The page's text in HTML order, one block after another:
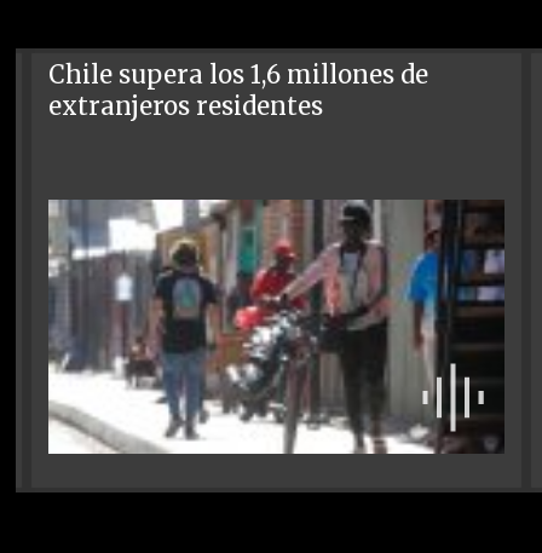
Chile supera los 1,6 millones de
extranjeros residentes